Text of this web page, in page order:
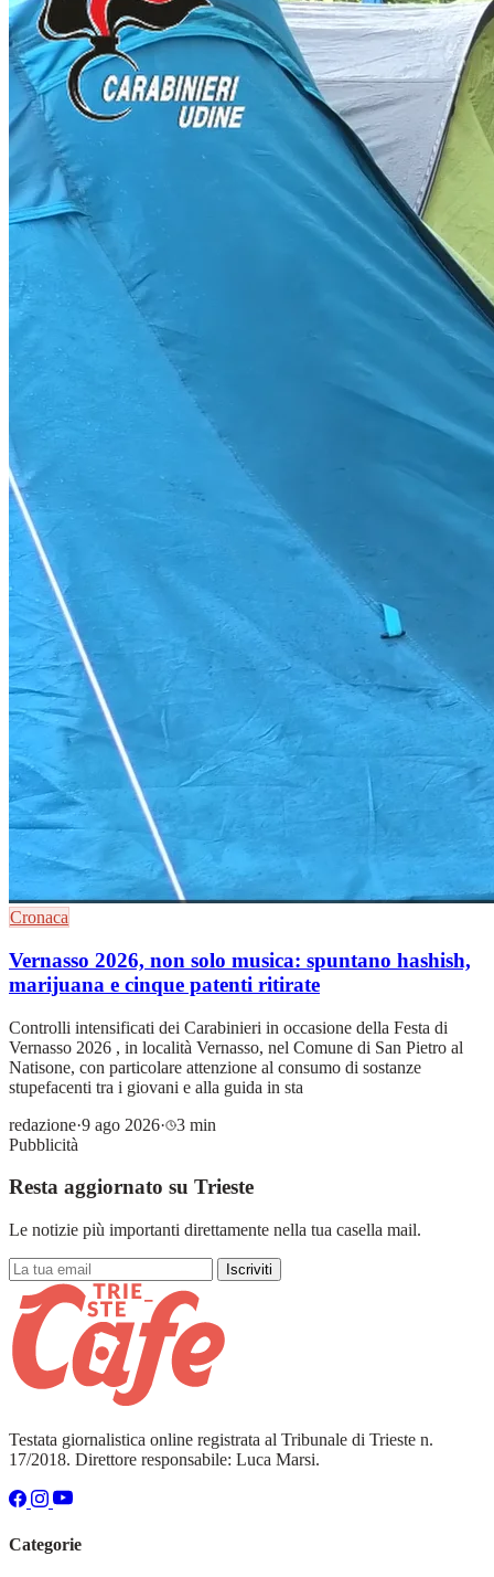
Cronaca
Vernasso 2026, non solo musica: spuntano hashish,
marijuana e cinque patenti ritirate
Controlli intensificati dei Carabinieri in occasione della Festa di
Vernasso 2026 , in località Vernasso, nel Comune di San Pietro al
Natisone, con particolare attenzione al consumo di sostanze
stupefacenti tra i giovani e alla guida in sta
redazione·9 ago 2026·
3 min
Pubblicità
Resta aggiornato su Trieste
Le notizie più importanti direttamente nella tua casella mail.
Iscriviti
Testata giornalistica online registrata al Tribunale di Trieste n.
17/2018. Direttore responsabile: Luca Marsi.
Categorie